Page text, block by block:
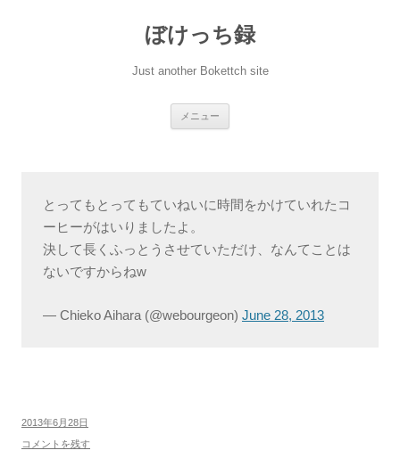
ぼけっち録
Just another Bokettch site
メニュー
キ
ッ
とってもとってもていねいに時間をかけていれたコ
ーヒーがはいりましたよ。
決して長くふっとうさせていただけ、なんてことは
ないですからねw
— Chieko Aihara (@webourgeon) June 28, 2013
2013年6月28日
コメントを残す